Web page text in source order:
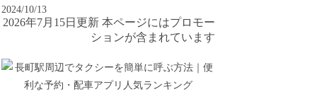
2024/10/13
2026年7月15日更新 本ページにはプロモー
ションが含まれています